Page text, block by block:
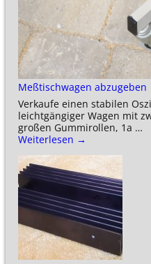
Meßtischwagen abzugeben
Verkaufe einen stabilen
leichtgängiger Wagen mit
großen Gummirollen, 1a …
Weiterlesen →